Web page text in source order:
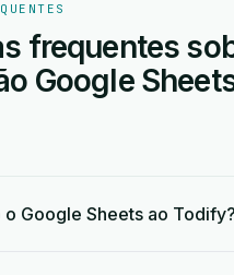
frequentes
Google
Google Sheets ao Todify?